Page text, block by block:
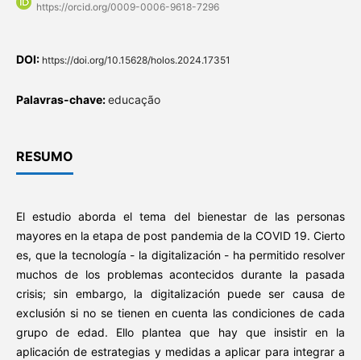
https://orcid.org/0009-0006-9618-7296
DOI: https://doi.org/10.15628/holos.2024.17351
Palavras-chave:educação
RESUMO
El estudio aborda el tema del bienestar de las personas
mayores en la etapa de post pandemia de la COVID 19. Cierto
es, que la tecnología - la digitalización - ha permitido resolver
muchos de los problemas acontecidos durante la pasada
crisis; sin embargo, la digitalización puede ser causa de
exclusión si no se tienen en cuenta las condiciones de cada
grupo de edad. Ello plantea que hay que insistir en la
aplicación de estrategias y medidas a aplicar para integrar a